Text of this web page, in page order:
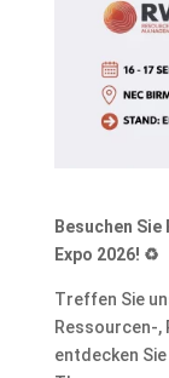
Besuchen
Expo 2026! ♻️
Treffen Sie
Ressourcen-,
entdecken